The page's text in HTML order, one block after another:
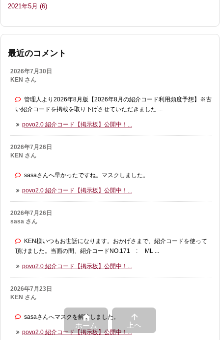
2021年5月 (6)
最近のコメント
2026年7月30日
KEN さん
管理人より2026年8月版【2026年8月の紹介コード利用頻度予想】※古
い紹介コードを掲載を取り下げさせていただきました ...
povo2.0 紹介コード【掲示板】公開中！...
2026年7月26日
KEN さん
sasaさんへ早かったですね。マスクしました。
povo2.0 紹介コード【掲示板】公開中！...
2026年7月26日
sasa さん
KEN様いつもお世話になります。おかげさまで、紹介コードを使って
頂けました。当面の間、紹介コードNO.171 : ML ...
povo2.0 紹介コード【掲示板】公開中！...
2026年7月23日
KEN さん
sasaさんへマスクを解除しました。
povo2.0 紹介コード【掲示板】公開中！...

ホーム

上へ